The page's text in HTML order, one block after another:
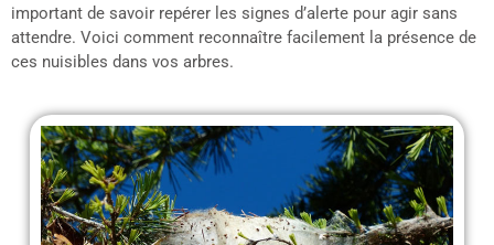
important de savoir repérer les signes d’alerte pour agir sans
attendre. Voici comment reconnaître facilement la présence de
ces nuisibles dans vos arbres.